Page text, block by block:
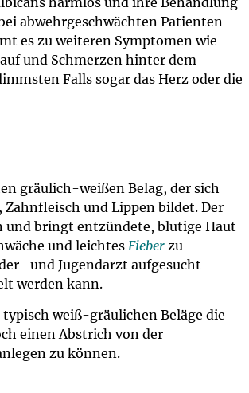
abwehrgeschwächten Patienten
es zu weiteren Symptomen wie
und Schmerzen hinter dem
Falls sogar das Herz oder die
gräulich-weißen Belag, der sich
und Lippen bildet. Der
und bringt entzündete, blutige Haut
und leichtes Fieber zu
und Jugendarzt aufgesucht
werden kann.
weiß-gräulichen Beläge die
einen Abstrich von der
zu können.